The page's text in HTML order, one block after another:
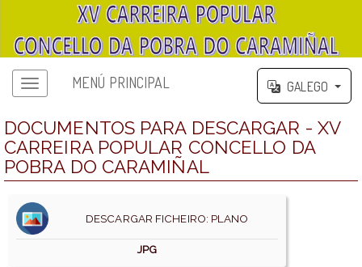
MENÚ PRINCIPAL GALEGO
DOCUMENTOS PARA DESCARGAR - XV
CARREIRA POPULAR CONCELLO DA
POBRA DO CARAMIÑAL
DESCARGAR FICHEIRO: PLANO
JPG